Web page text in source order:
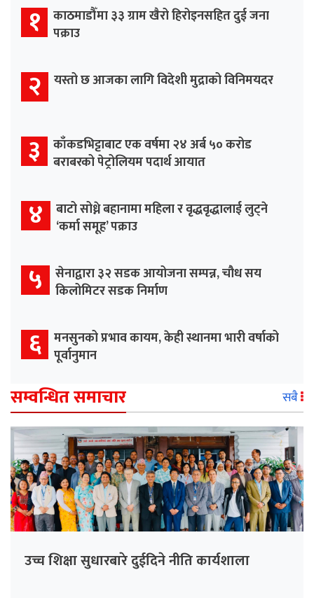
१ काठमाडौँमा ३३ ग्राम खैरो हिरोइनसहित दुई जना
पक्राउ
२ यस्तो छ आजका लागि विदेशी मुद्राको विनिमयदर
३ काँकडभिट्टाबाट एक वर्षमा २४ अर्ब ५० करोड
बराबरको पेट्रोलियम पदार्थ आयात
४ बाटो सोध्ने बहानामा महिला र वृद्धवृद्धालाई लुट्ने
‘कर्मा समूह’ पक्राउ
५ सेनाद्वारा ३२ सडक आयोजना सम्पन्न, चौध सय
किलोमिटर सडक निर्माण
६ मनसुनको प्रभाव कायम, केही स्थानमा भारी वर्षाको
पूर्वानुमान
सम्वन्धित समाचार सबै
उच्च शिक्षा सुधारबारे दुईदिने नीति कार्यशाला